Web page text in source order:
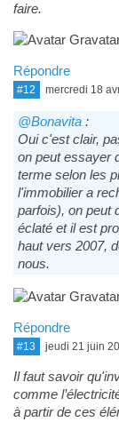
faire.
Répondre
#12 mercredi 18
@Bonavita:
Oui c'est clair,
on peut essayer
terme selon les
l'immobilier a
parfois), on peut
éclaté et il est
haut vers 2007,
nous.
Répondre
#13 jeudi 21 juin
Il faut savoir
comme
à partir de ces